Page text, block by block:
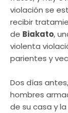
violación se
recibir
de Biakato,
violenta
parientes y
Dos días
hombres
de su casa y